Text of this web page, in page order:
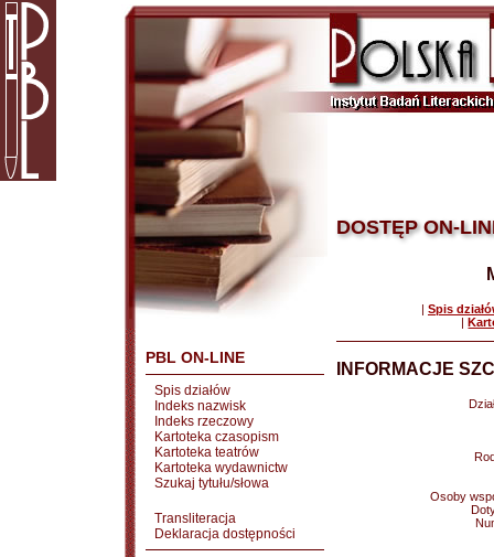
PBL ON-LINE
Spis działów
Indeks nazwisk
Indeks rzeczowy
Kartoteka czasopism
Kartoteka teatrów
Kartoteka wydawnictw
Szukaj tytułu/słowa
Transliteracja
Deklaracja dostępności
DOSTĘP ON-
| Spis
|
INFORMACJE
Osoby